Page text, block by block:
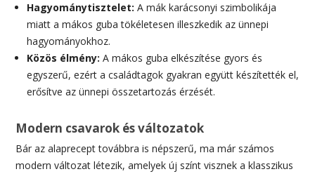
Hagyománytisztelet: A mák karácsonyi szimbolikája
miatt a mákos guba tökéletesen illeszkedik az ünnepi
hagyományokhoz.
Közös élmény: A mákos guba elkészítése gyors és
egyszerű, ezért a családtagok gyakran együtt készítették el,
erősítve az ünnepi összetartozás érzését.
Modern csavarok és változatok
Bár az alaprecept továbbra is népszerű, ma már számos
modern változat létezik, amelyek új színt visznek a klasszikus